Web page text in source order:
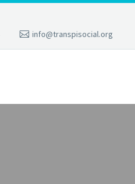
info@transpisocial.org